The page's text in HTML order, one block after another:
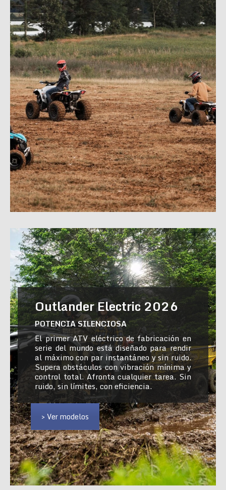
Outlander Electric 2026
POTENCIA SILENCIOSA
El primer ATV eléctrico de fabricación en
serie del mundo está diseñado para rendir
al máximo con par instantáneo y sin ruido.
Supera obstáculos con vibración mínima y
control total. Afronta cualquier tarea. Sin
ruido, sin límites, con eficiencia.
> Ver modelos